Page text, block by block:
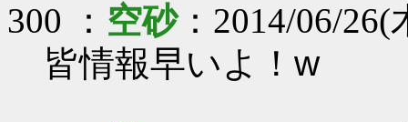
300 ： 空砂：2014/06/26(
皆情報早いよ！w